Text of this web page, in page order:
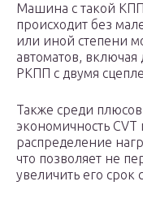
Машина с такой КПП
происходит без
или иной степени
автоматов,
РКПП с двумя
Также среди
экономичность
распределение
что позволяет не
увеличить его срок